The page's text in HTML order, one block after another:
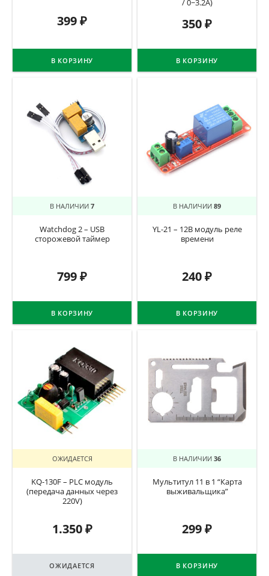
399₽
В КОРЗИНУ
/ 0~3.2A)
350₽
В КОРЗИНУ
В НАЛИЧИИ 7
Watchdog 2 – USB
сторожевой таймер
799₽
В КОРЗИНУ
В НАЛИЧИИ 89
YL-21 – 12В модуль реле
времени
240₽
В КОРЗИНУ
ОЖИДАЕТСЯ
KQ-130F – PLC модуль
(передача данных через
220V)
1.350₽
ОЖИДАЕТСЯ
В НАЛИЧИИ 36
Мультитул 11 в 1 “Карта
выживальщика”
299₽
В КОРЗИНУ